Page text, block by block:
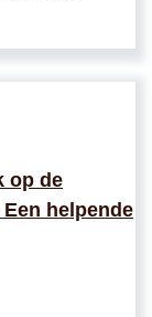
op de
helpende